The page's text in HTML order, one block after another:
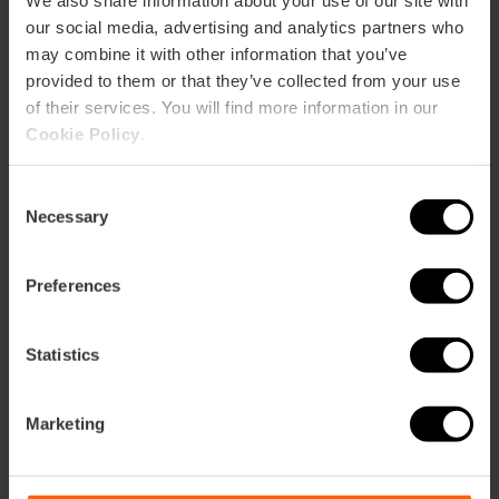
our social media, advertising and analytics partners who
may combine it with other information that you’ve
provided to them or that they’ve collected from your use
of their services. You will find more information in our
Cookie Policy
Selection
Necessary
Preferences
Statistics
Marketing
CLIENTS
C/ LUIS GARCIA BERLANGA - MARTI 19-21